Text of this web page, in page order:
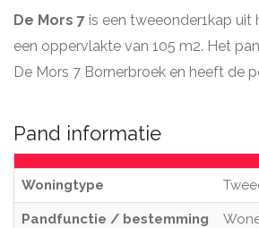
De Mors 7 is een tweeonder1kap uit
een oppervlakte van 105 m2. Het
De Mors 7 Bornerbroek en heeft de
Pand informatie
Woningtype
Pandfunctie / bestemming